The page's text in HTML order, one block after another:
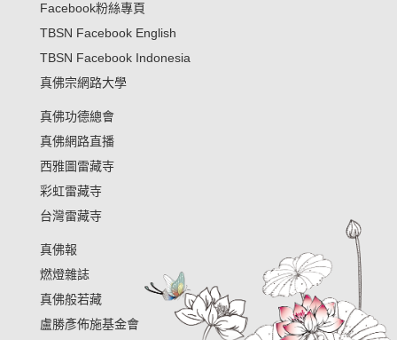
Facebook粉絲專頁
TBSN Facebook English
TBSN Facebook Indonesia
真佛宗網路大學
真佛功德總會
真佛網路直播
西雅圖雷藏寺
彩虹雷藏寺
台灣雷藏寺
真佛報
燃燈雜誌
真佛般若藏
盧勝彥佈施基金會